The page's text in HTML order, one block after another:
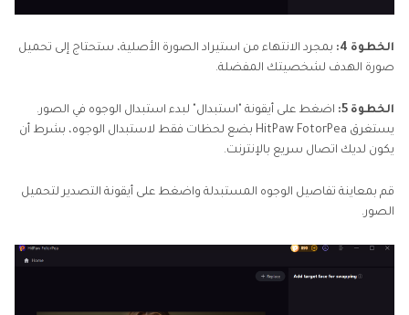
الخطوة 4:
بمجرد الانتهاء من استيراد الصورة الأصلية، ستحتاج إلى تحميل
صورة الهدف لشخصيتك المفضلة.
الخطوة 5:
اضغط على أيقونة "استبدال" لبدء استبدال الوجوه في الصور.
يستغرق HitPaw FotorPea بضع لحظات فقط لاستبدال الوجوه، بشرط أن
يكون لديك اتصال سريع بالإنترنت.
قم بمعاينة تفاصيل الوجوه المستبدلة واضغط على أيقونة التصدير لتحميل
الصور.